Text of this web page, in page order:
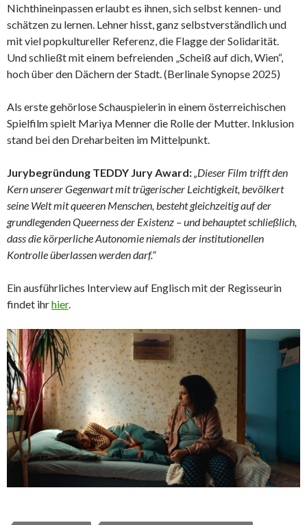
Nichthineinpassen erlaubt es ihnen, sich selbst kennen- und
schätzen zu lernen. Lehner hisst, ganz selbstverständlich und
mit viel popkultureller Referenz, die Flagge der Solidarität.
Und schließt mit einem befreienden „Scheiß auf dich, Wien“,
hoch über den Dächern der Stadt. (Berlinale Synopse 2025)
Als erste gehörlose Schauspielerin in einem österreichischen
Spielfilm spielt Mariya Menner die Rolle der Mutter. Inklusion
stand bei den Dreharbeiten im Mittelpunkt.
Jurybegründung TEDDY Jury Award: „Dieser Film trifft den
Kern unserer Gegenwart mit trügerischer Leichtigkeit, bevölkert
seine Welt mit queeren Menschen, besteht gleichzeitig auf der
grundlegenden Queerness der Existenz – und behauptet schließlich,
dass die körperliche Autonomie niemals der institutionellen
Kontrolle überlassen werden darf.“
Ein ausführliches Interview auf Englisch mit der Regisseurin
findet ihrhier.